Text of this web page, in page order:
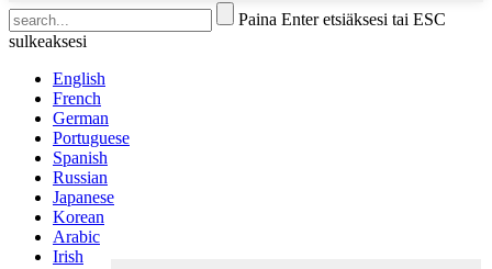
Paina Enter etsiäksesi tai ESC
sulkeaksesi
English
French
German
Portuguese
Spanish
Russian
Japanese
Korean
Arabic
Irish